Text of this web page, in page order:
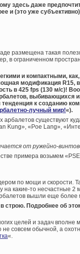
здесь даже
и (это уже
размещена такая
в ограниченном
и компактными,
модификация R15,
в 425 fps (130 м/с)!
выбивающихся
к созданию
лучный мир!«).
арбалетов существуют
Kung», «Poe Lang»,
от ружейно-
примера возьмем
по мощи и скорости.
на какие-то несчастные
вышли еще более
строю. Подробнее об
целей и задач вполне
не совсем обычной, а
«.